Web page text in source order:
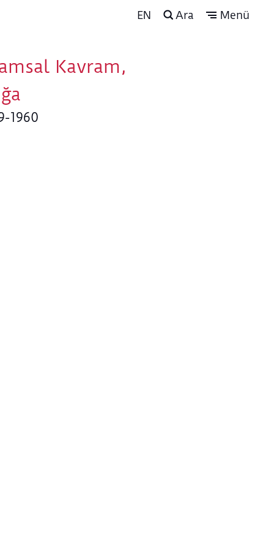
EN Ara Menü
Kavram,
1960